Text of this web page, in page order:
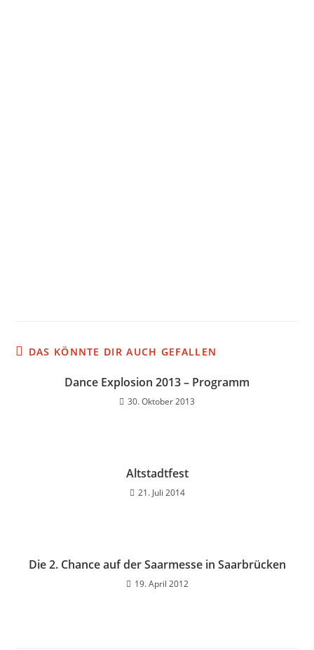
DAS KÖNNTE DIR AUCH GEFALLEN
Dance Explosion 2013 – Programm
30. Oktober 2013
Altstadtfest
21. Juli 2014
Die 2. Chance auf der Saarmesse in Saarbrücken
19. April 2012